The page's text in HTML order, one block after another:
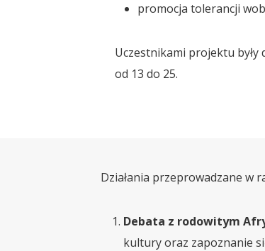
promocja tolerancji
Uczestnikami projektu
od 13 do 25.
Działania przeprowadzane w
Debata z rodowitym
kultury oraz zapoznanie